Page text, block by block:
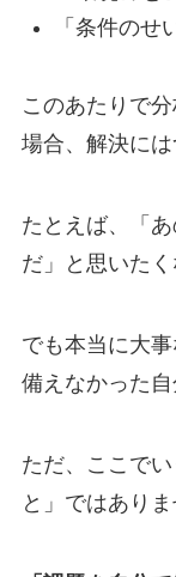
「条件のせ
このあたりで
場合、解決には
たとえば、「
だ」と思いたく
でも本当に大
備えなかった自
ただ、ここで
と」ではありま